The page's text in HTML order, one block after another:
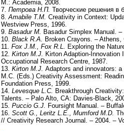
М.: Academia, 2008.
7. Петрова Н.П. Творческие решения в
8. Amabile T.M. Creativity in Context:
Westview Press, 1996.
9. Basadur M.
Basadur Simplex Manual.
10. Black R.A.
Broken Crayons. –
11. Fox J.M., Fox R.L.
Exploring the
12. Kirton M.J.
Kirton Adaption-
Occupational Research Centre, 1987.
13. Kirton M.J. Adaptors and innovators:
M.C. (Eds.) Creativity Assessment:
Foundation Press, 1999.
14. Levesque L.C. Breakthrough
Talents. – Palo Alto, CA: Davies-Black,
15. Puccio G.J.
Foursight Manual. –
16. Scott G., Leritz L.E., Mumford M.D.
// Creativity Research Journal. – 2004. –